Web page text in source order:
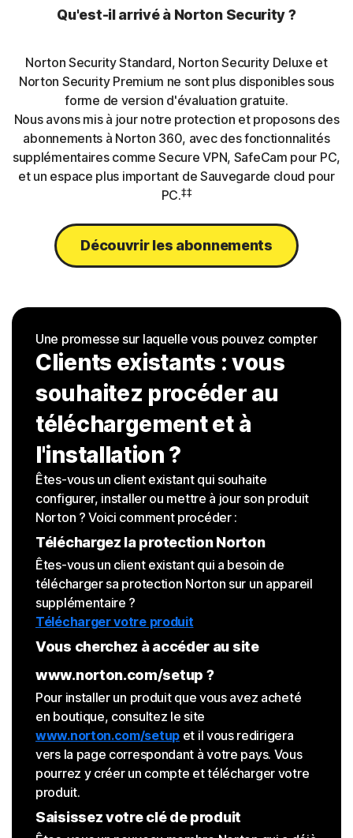
Qu'est-il arrivé à Norton Security ?
Norton Security Standard, Norton Security Deluxe et
Norton Security Premium ne sont plus disponibles sous
forme de version d'évaluation gratuite.
Nous avons mis à jour notre protection et proposons des
abonnements à Norton 360, avec des fonctionnalités
supplémentaires comme Secure VPN, SafeCam pour PC,
et un espace plus important de Sauvegarde cloud pour
PC.‡‡
Découvrir les abonnements
Une promesse sur laquelle vous pouvez compter
Clients existants : vous
souhaitez procéder au
téléchargement et à
l'installation ?
Êtes-vous un client existant qui souhaite
configurer, installer ou mettre à jour son produit
Norton ? Voici comment procéder :
Téléchargez la protection Norton
Êtes-vous un client existant qui a besoin de
télécharger sa protection Norton sur un appareil
supplémentaire ?
Télécharger votre produit
Vous cherchez à accéder au site
www.norton.com/setup ?
Pour installer un produit que vous avez acheté
en boutique, consultez le site
www.norton.com/setup et il vous redirigera
vers la page correspondant à votre pays. Vous
pourrez y créer un compte et télécharger votre
produit.
Saisissez votre clé de produit